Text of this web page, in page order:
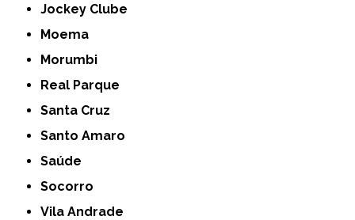
Jockey Clube
Moema
Morumbi
Real Parque
Santa Cruz
Santo Amaro
Saúde
Socorro
Vila Andrade